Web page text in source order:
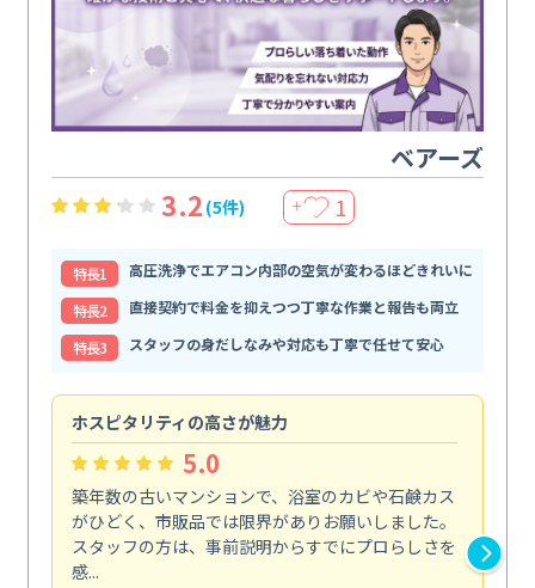
ベアーズ
3.2 (5件) ＋ 1
特⻑1
高圧洗浄でエアコン内部の空気が変わるほどきれいに
特⻑2
直接契約で料金を抑えつつ丁寧な作業と報告も両立
特⻑3
スタッフの身だしなみや対応も丁寧で任せて安心
ホスピタリティの高さが魅力
5.0
築年数の古いマンションで、浴室のカビや石鹸カス
がひどく、市販品では限界がありお願いしました。
スタッフの方は、事前説明からすでにプロらしさを
感...